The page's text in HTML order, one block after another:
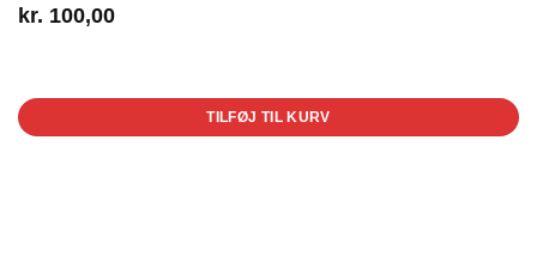
kr. 100,00
TILFØJ TIL KURV